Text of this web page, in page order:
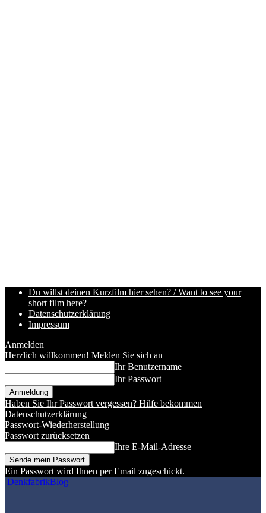
Du willst deinen Kurzfilm hier sehen? / Want to see your
short film here?
Datenschutzerklärung
Impressum
Anmelden
Herzlich willkommen! Melden Sie sich an
Ihr Benutzername
Ihr Passwort
Haben Sie Ihr Passwort vergessen? Hilfe bekommen
Datenschutzerklärung
Passwort-Wiederherstellung
Passwort zurücksetzen
Ihre E-Mail-Adresse
Ein Passwort wird Ihnen per Email zugeschickt.
DenkfabrikBlog